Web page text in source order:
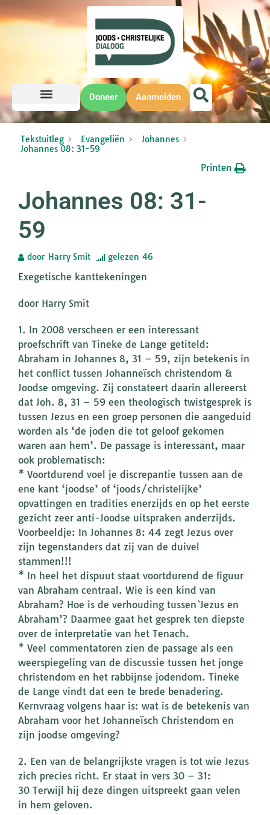
Doneer Aanmelden
Tekstuitleg Evangeliën
Johannes
Johannes 08: 31-59
Printen
Johannes 08: 31-
59
door Harry Smit gelezen 46
Exegetische kanttekeningen
door Harry Smit
1. In 2008 verscheen er een interessant
proefschrift van Tineke de Lange getiteld:
Abraham in Johannes 8, 31 – 59, zijn betekenis in
het conflict tussen Johanneïsch christendom &
Joodse omgeving. Zij constateert daarin allereerst
dat Joh. 8, 31 – 59 een theologisch twistgesprek is
tussen Jezus en een groep personen die aangeduid
worden als ‘de joden die tot geloof gekomen
waren aan hem’. De passage is interessant, maar
ook problematisch:
* Voortdurend voel je discrepantie tussen aan de
ene kant ‘joodse’ of ‘joods/christelijke’
opvattingen en tradities enerzijds en op het eerste
gezicht zeer anti-Joodse uitspraken anderzijds.
Voorbeeldje: In Johannes 8: 44 zegt Jezus over
zijn tegenstanders dat zij van de duivel
stammen!!!
* In heel het dispuut staat voortdurend de figuur
van Abraham centraal. Wie is een kind van
Abraham? Hoe is de verhouding tussen `Jezus en
Abraham’? Daarmee gaat het gesprek ten diepste
over de interpretatie van het Tenach.
* Veel commentatoren zien de passage als een
weerspiegeling van de discussie tussen het jonge
christendom en het rabbijnse jodendom. Tineke
de Lange vindt dat een te brede benadering.
Kernvraag volgens haar is: wat is de betekenis van
Abraham voor het Johanneïsch Christendom en
zijn joodse omgeving?
2. Een van de belangrijkste vragen is tot wie Jezus
zich precies richt. Er staat in vers 30 – 31:
30 Terwijl hij deze dingen uitspreekt gaan velen
in hem geloven.